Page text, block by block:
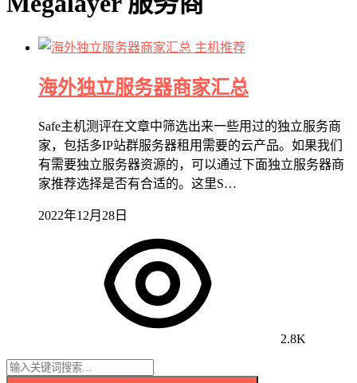
主机推荐
海外独立服务器商家汇总
Safe主机测评在文章中筛选出来一些用过的独立服务商
家，包括多IP站群服务器租用需要的云产品。如果我们
有需要独立服务器资源的，可以通过下面独立服务器商
家推荐选择是否有合适的。这里S…
2022年12月28日
2.8K